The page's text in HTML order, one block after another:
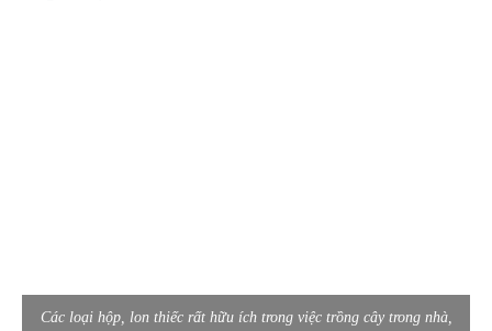
Các loại hộp, lon thiếc rất hữu ích trong việc trồng cây trong nhà,